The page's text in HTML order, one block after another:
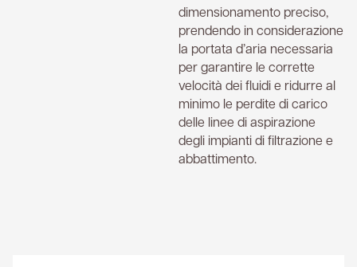
dimensionamento preciso,
prendendo in considerazione
la portata d’aria necessaria
per garantire le corrette
velocità dei fluidi e ridurre al
minimo le perdite di carico
delle linee di aspirazione
degli impianti di filtrazione e
abbattimento.